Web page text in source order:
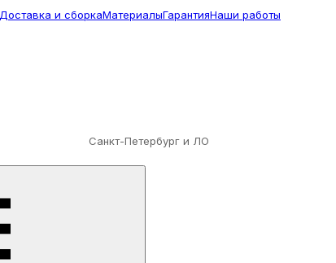
Доставка и сборкаМатериалыГарантияНаши работы
Санкт-Петербург и ЛО